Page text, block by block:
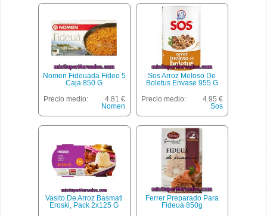
Nomen Fideuada Fideo 5
Caja 850 G
Precio medio:
4.81 €
Nomen
Sos Arroz Meloso De
Boletus Envase 955 G
Precio medio:
4.95 €
Sos
Vasito De Arroz Basmati
Eroski, Pack 2x125 G
Ferrer Preparado Para
Fideuà 850g